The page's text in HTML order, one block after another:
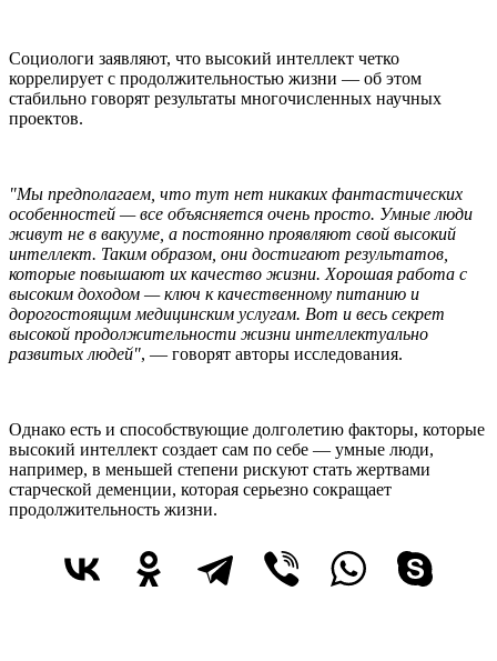
Социологи заявляют, что высокий интеллект четко
коррелирует с продолжительностью жизни — об этом
стабильно говорят результаты многочисленных научных
проектов.
"Мы предполагаем, что тут нет никаких фантастических
особенностей — все объясняется очень просто. Умные люди
живут не в вакууме, а постоянно проявляют свой высокий
интеллект. Таким образом, они достигают результатов,
которые повышают их качество жизни. Хорошая работа с
высоким доходом — ключ к качественному питанию и
дорогостоящим медицинским услугам. Вот и весь секрет
высокой продолжительности жизни интеллектуально
развитых людей", — говорят авторы исследования.
Однако есть и способствующие долголетию факторы, которые
высокий интеллект создает сам по себе — умные люди,
например, в меньшей степени рискуют стать жертвами
старческой деменции, которая серьезно сокращает
продолжительность жизни.